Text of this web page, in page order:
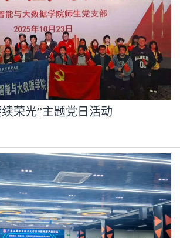
荣光”主题党日活动